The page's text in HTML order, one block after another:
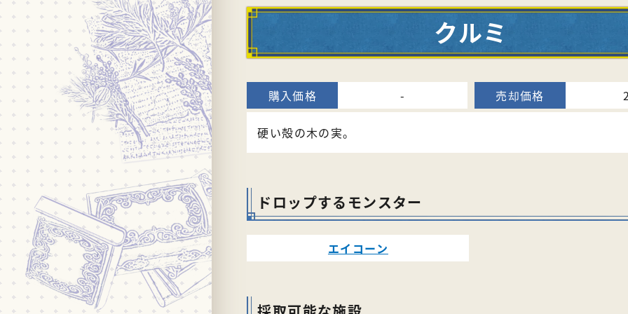
クルミ
-
硬い殻の木の実。
ドロップするモンスター
エイコーン